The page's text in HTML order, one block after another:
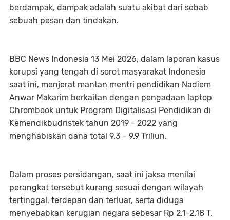
berdampak, dampak adalah suatu akibat dari sebab
sebuah pesan dan tindakan.
BBC News Indonesia 13 Mei 2026, dalam laporan kasus
korupsi yang tengah di sorot masyarakat Indonesia
saat ini, menjerat mantan mentri pendidikan Nadiem
Anwar Makarim berkaitan dengan pengadaan laptop
Chrombook untuk Program Digitalisasi Pendidikan di
Kemendikbudristek tahun 2019 - 2022 yang
menghabiskan dana total 9.3 - 9.9 Triliun.
Dalam proses persidangan, saat ini jaksa menilai
perangkat tersebut kurang sesuai dengan wilayah
tertinggal, terdepan dan terluar, serta diduga
menyebabkan kerugian negara sebesar Rp 2.1-2.18 T.